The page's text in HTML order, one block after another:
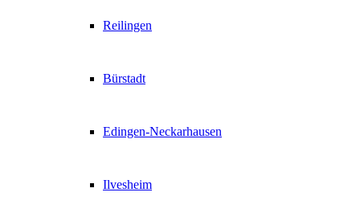
Reilingen
Bürstadt
Edingen-Neckarhausen
Ilvesheim